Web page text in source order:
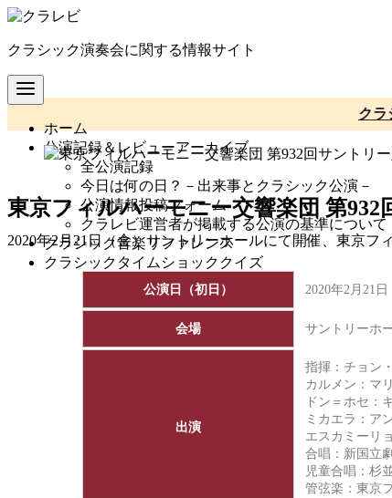
コ
テ
ン
ツ
移
クラシック演奏会に関する情報サイト
ホーム
公演記録＆レビューアーカイブ
全公演記録
今日は何の日？－出来事とクラシック公演－
公演情報投稿フォーム
クラレビ運営者が掲載する公演の基準について
クラシック音楽リファレンス
クラシックタイムショッククイズ
クラ
東京フィルハーモニー交響楽団 第
2020年2月21日（金）サントリーホールにて開催、東京
公演日（初日） 2020年2月21日
会場 サントリーホ
出演
指揮：チョン
カルメン：マ
ドン＝ホセ：
ミカエラ：ア
エスカミーリ
合唱：新国立
児童合唱：杉
管弦楽： 東京